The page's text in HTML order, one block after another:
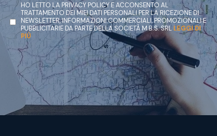
HO LETTO LA PRIVACY POLICY E ACCONSENTO AL
TRATTAMENTO DEI MIEI DATI PERSONALI PER LA RICEZIONE DI
NEWSLETTER, INFORMAZIONI COMMERCIALI, PROMOZIONALI E
PUBBLICITARIE DA PARTE DELLA SOCIETÀ M.B.S. SRL LEGGI DI
PIÙ